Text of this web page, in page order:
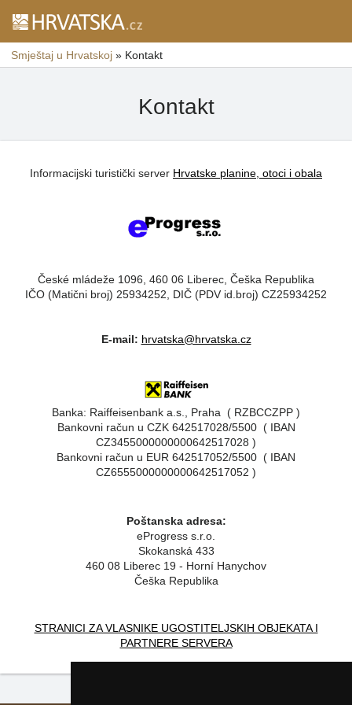
Smještaj u Hrvatskoj » Kontakt
Kontakt
Informacijski turistički server Hrvatske planine, otoci i obala
České mládeže 1096, 460 06 Liberec, Češka Republika
IČO (Matični broj) 25934252, DIČ (PDV id.broj) CZ25934252
E-mail: hrvatska@hrvatska.cz
Banka: Raiffeisenbank a.s., Praha ( RZBCCZPP )
Bankovni račun u CZK 642517028/5500 ( IBAN
CZ3455000000000642517028 )
Bankovni račun u EUR 642517052/5500 ( IBAN
CZ6555000000000642517052 )
Poštanska adresa:
eProgress s.r.o.
Skokanská 433
460 08 Liberec 19 - Horní Hanychov
Češka Republika
STRANICI ZA VLASNIKE UGOSTITELJSKIH OBJEKATA I
PARTNERE SERVERA